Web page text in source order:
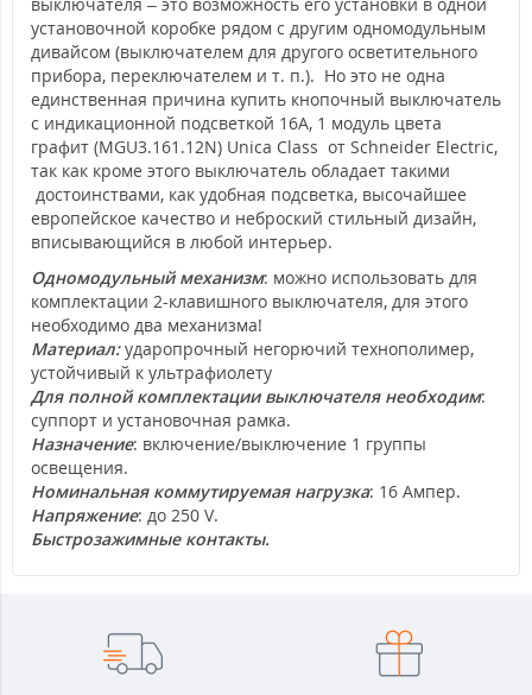
установочной коробке рядом с другим одномодульным
дивайсом (выключателем для другого осветительного
прибора, переключателем и т. п.). Но это не одна
единственная причина купить кнопочный выключатель
с индикационной подсветкой 16А, 1 модуль цвета
графит (MGU3.161.12N) Unica Class от Schneider Electric,
так как кроме этого выключатель обладает такими
достоинствами, как удобная подсветка, высочайшее
европейское качество и неброский стильный дизайн,
вписывающийся в любой интерьер.
Одномодульный механизм: можно использовать для
комплектации 2-клавишного выключателя, для этого
необходимо два механизма!
Материал:ударопрочный негорючий технополимер,
устойчивый к ультрафиолету
Для полной комплектации выключателя необходим:
суппорт и установочная рамка.
Назначение: включение/выключение 1 группы
освещения.
Номинальная коммутируемая нагрузка: 16 Ампер.
Напряжение: до 250 V.
Быстрозажимные контакты.